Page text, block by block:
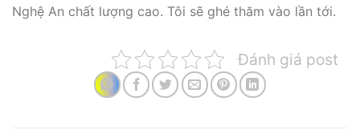
Nghệ An chất lượng cao. Tôi sẽ ghé thăm vào lần tới.
Đánh giá post